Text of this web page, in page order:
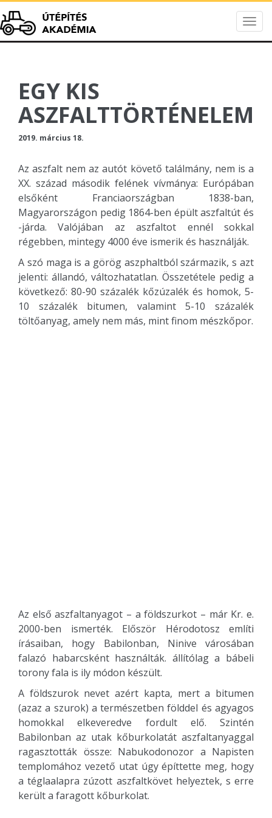
Útépítés
EGY KIS
ASZFALTTÖRTÉNELEM
2019. március 18.
Az aszfalt nem az autót követő találmány, nem is a
XX. század második felének vívmánya: Európában
elsőként Franciaországban 1838-ban,
Magyarországon pedig 1864-ben épült aszfaltút és
-járda. Valójában az aszfaltot ennél sokkal
régebben, mintegy 4000 éve ismerik és használják.
A szó maga is a görög aszphaltból származik, s azt
jelenti: állandó, változhatatlan. Összetétele pedig a
következő: 80-90 százalék kőzúzalék és homok, 5-
10 százalék bitumen, valamint 5-10 százalék
töltőanyag, amely nem más, mint finom mészkőpor.
Az első aszfaltanyagot – a földszurkot – már Kr. e.
2000-ben ismerték. Először Hérodotosz említi
írásaiban, hogy Babilonban, Ninive városában
falazó habarcsként használták. állítólag a bábeli
torony fala is ily módon készült.
A földszurok nevet azért kapta, mert a bitumen
(azaz a szurok) a természetben földdel és agyagos
homokkal elkeveredve fordult elő. Szintén
Babilonban az utak kőburkolatát aszfaltanyaggal
ragasztották össze: Nabukodonozor a Napisten
templomához vezető utat úgy építtette meg, hogy
a téglaalapra zúzott aszfaltkövet helyeztek, s erre
került a faragott kőburkolat.